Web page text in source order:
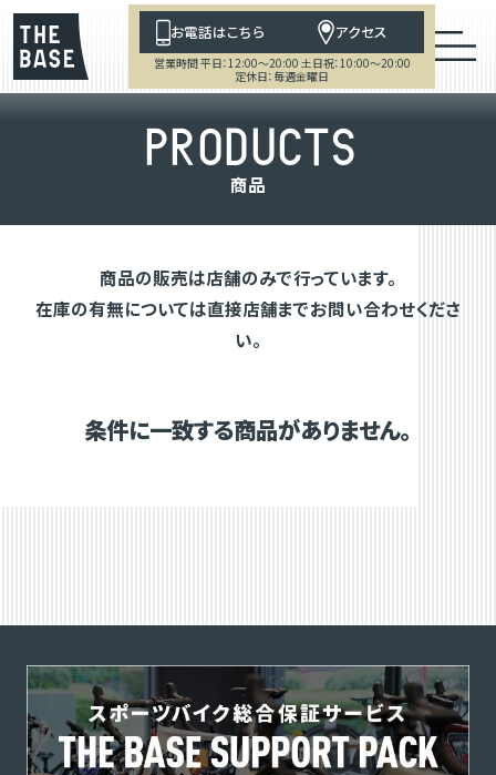
お電話はこちら アクセス
営業時間 平日：12:00～20:00 土日祝：10:00～20:00
定休日：毎週金曜日
PRODUCTS
商品
商品の販売は店舗のみで行っています。
在庫の有無については直接店舗までお問い合わせくださ
い。
条件に一致する商品がありません。